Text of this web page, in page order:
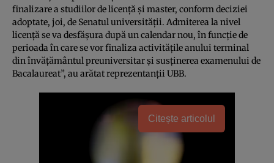
finalizare a studiilor de licenţă şi master, conform deciziei
adoptate, joi, de Senatul universităţii. Admiterea la nivel
licenţă se va desfăşura după un calendar nou, în funcţie de
perioada în care se vor finaliza activităţile anului terminal
din învăţământul preuniversitar şi susţinerea examenului de
Bacalaureat”, au arătat reprezentanţii UBB.
Citește articolul